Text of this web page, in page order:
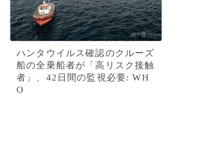
ハンタウイルス確認のクルーズ
船の全乗船者が「高リスク接触
者」、42日間の監視必要: WH
O